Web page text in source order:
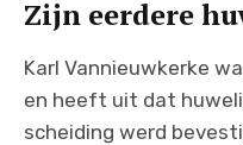
Zijn eerdere
Karl Vannieuwkerke
en heeft uit dat
scheiding werd